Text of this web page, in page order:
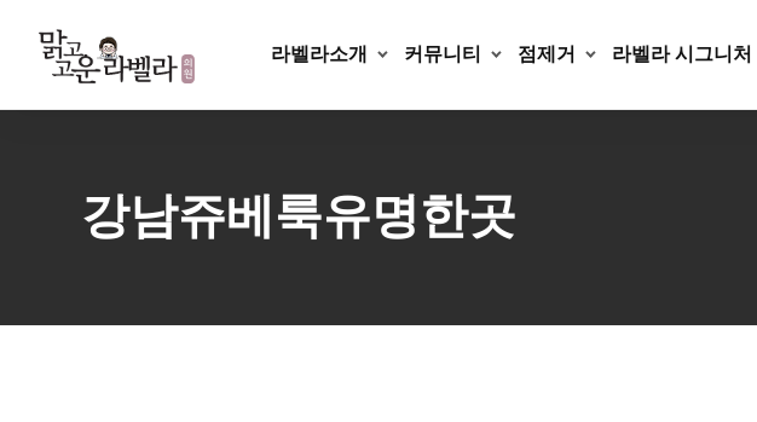
content
라벨라소개 커뮤니티 점제거 라벨라 시그니처
강남쥬베룩유명한곳